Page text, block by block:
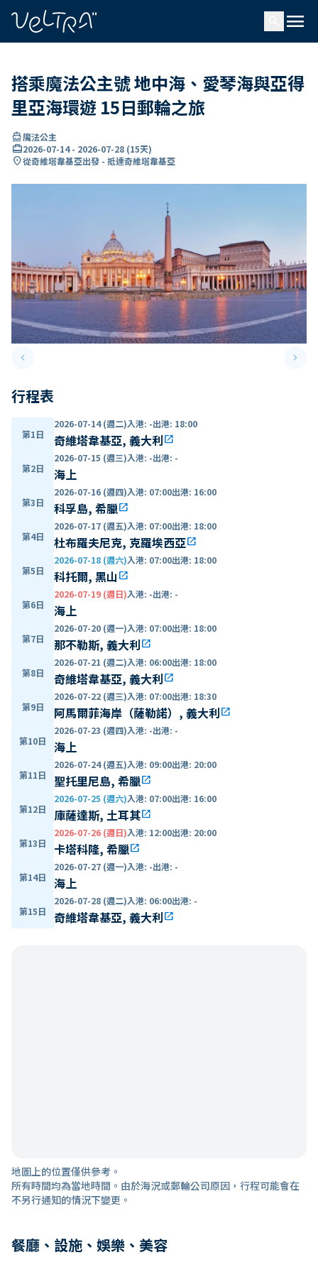
menu
搭乘魔法公主號 地中海、愛琴海與亞得
里亞海環遊 15日郵輪之旅
directions_boat魔法公主
card_travel2026-07-14- 2026-07-28 (15天)
location_on從奇維塔韋基亞出發 - 抵達奇維塔韋基亞
keyboard_arrow_leftPrevious slide keyboard_arrow_right
行程表
第1日
2026-07-14 (週二)入港: -出港: 18:00
奇維塔韋基亞, 義大利open_in_new
第2日
2026-07-15 (週三)入港: -出港: -
海上
第3日
2026-07-16 (週四)入港: 07:00出港: 16:00
科孚島, 希臘open_in_new
第4日
2026-07-17 (週五)入港: 07:00出港: 18:00
杜布羅夫尼克, 克羅埃西亞open_in_new
第5日
2026-07-18 (週六)入港: 07:00出港: 18:00
科托爾, 黑山 open_in_new
第6日
2026-07-19 (週日)入港: -出港: -
海上
第7日
2026-07-20 (週一)入港: 07:00出港: 18:00
那不勒斯, 義大利open_in_new
第8日
2026-07-21 (週二)入港: 06:00出港: 18:00
奇維塔韋基亞, 義大利open_in_new
第9日
2026-07-22 (週三)入港: 07:00出港: 18:30
阿馬爾菲海岸（薩勒諾）, 義大利open_in_new
第10日
2026-07-23 (週四)入港: -出港: -
海上
第11日
2026-07-24 (週五)入港: 09:00出港: 20:00
聖托里尼島, 希臘open_in_new
第12日
2026-07-25 (週六)入港: 07:00出港: 16:00
庫薩達斯, 土耳其open_in_new
第13日
2026-07-26 (週日)入港: 12:00出港: 20:00
卡塔科隆, 希臘open_in_new
第14日
2026-07-27 (週一)入港: -出港: -
海上
第15日
2026-07-28 (週二)入港: 06:00出港: -
奇維塔韋基亞, 義大利open_in_new
地圖上的位置僅供參考。
所有時間均為當地時間。由於海況或郵輪公司原因，行程可能會在
不另行通知的情況下變更。
餐廳、設施、娛樂、美容